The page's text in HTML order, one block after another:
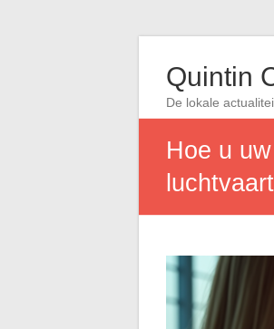
Quintin
De lokale
Hoe u